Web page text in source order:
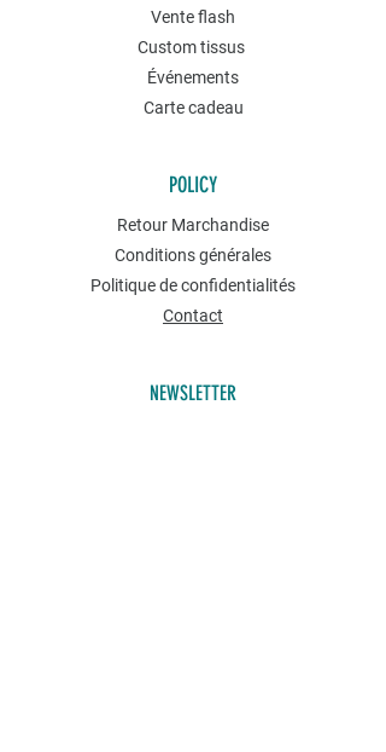
Vente flash
Custom tissus
Événements
Carte cadeau
POLICY
Retour Marchandise
Conditions générales
Politique de confidentialités
Contact
NEWSLETTER